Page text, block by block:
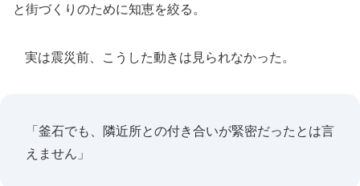
と街づくりのために知恵を絞る。
実は震災前、こうした動きは見られなかった。
「釜石でも、隣近所との付き合いが緊密だったとは言
えません」